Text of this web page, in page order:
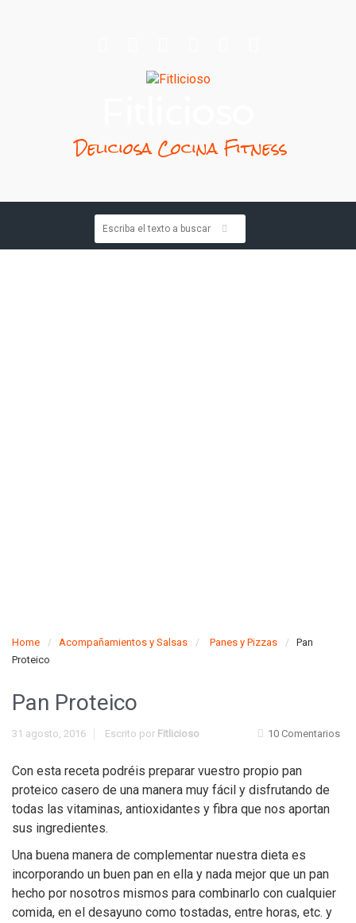
Deliciosa Cocina Fitness
Home Acompañamientos y Salsas Panes y Pizzas
Pan
Proteico
Pan Proteico
31 agosto, 2016 10 Comentarios
Escrito por Fitlicioso
Con esta receta podréis preparar vuestro propio pan
proteico casero de una manera muy fácil y disfrutando de
todas las vitaminas, antioxidantes y fibra que nos aportan
sus ingredientes.
Una buena manera de complementar nuestra dieta es
incorporando un buen pan en ella y nada mejor que un pan
hecho por nosotros mismos para combinarlo con cualquier
comida, en el desayuno como tostadas, entre horas, etc. y